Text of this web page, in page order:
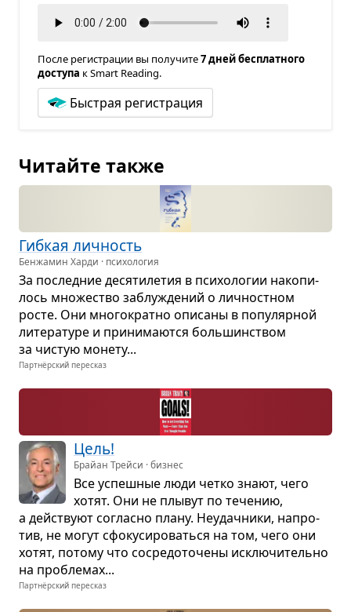
После регистрации вы получите7 дней бесплатного
доступа к Smart Reading.
Быстрая регистрация
Читайте также
Гиб­кая лич­ность
Бенжамин Харди · психология
За послед­ние деся­ти­ле­тия в пси­хо­ло­гии нако­пи­
лось мно­же­ство заблу­жде­ний о лич­ност­ном
росте. Они мно­го­кратно опи­саны в попу­ляр­ной
лите­ра­туре и при­ни­ма­ются боль­шин­ством
за чистую монету...
Партнёрский пересказ
Цель!
Брайан Трейси · бизнес
Все успеш­ные люди четко знают, чего
хотят. Они не плы­вут по тече­нию,
а действуют согласно плану. Неудач­ники, напро­
тив, не могут сфо­ку­си­ро­ваться на том, чего они
хотят, потому что сосре­до­то­чены исклю­чи­тельно
на про­бле­мах...
Партнёрский пересказ